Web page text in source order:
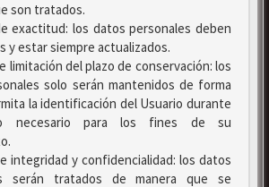
son tratados.
exactitud: los datos personales deben
y estar siempre actualizados.
limitación del plazo de conservación: los
solo serán mantenidos de forma
la identificación del Usuario durante
necesario para los fines de su
integridad y confidencialidad: los datos
serán tratados de manera que se